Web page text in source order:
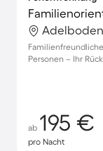
Personen – Ihr
ab 195 €
pro Nacht